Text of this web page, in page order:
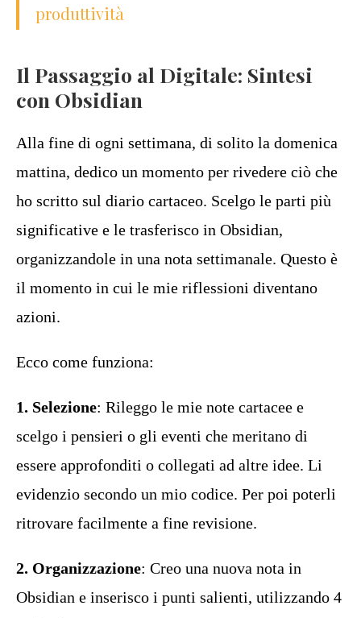
produttività
Il Passaggio al Digitale: Sintesi
con Obsidian
Alla fine di ogni settimana, di solito la domenica
mattina, dedico un momento per rivedere ciò che
ho scritto sul diario cartaceo. Scelgo le parti più
significative e le trasferisco in Obsidian,
organizzandole in una nota settimanale. Questo è
il momento in cui le mie riflessioni diventano
azioni.
Ecco come funziona:
1. Selezione: Rileggo le mie note cartacee e
scelgo i pensieri o gli eventi che meritano di
essere approfonditi o collegati ad altre idee. Li
evidenzio secondo un mio codice. Per poi poterli
ritrovare facilmente a fine revisione.
2. Organizzazione: Creo una nuova nota in
Obsidian e inserisco i punti salienti, utilizzando 4